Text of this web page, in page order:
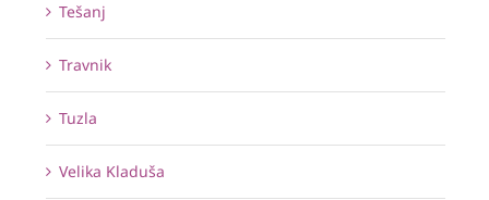
Tešanj
Travnik
Tuzla
Velika Kladuša